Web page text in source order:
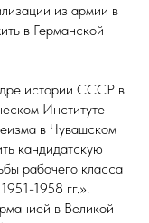
из армии в
в Германской
истории СССР в
Институте
в Чувашском
кандидатскую
рабочего класса
1958 гг.».
в Великой